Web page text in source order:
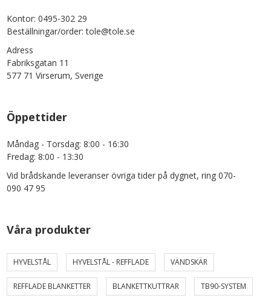
Kontor: 0495-302 29
Beställningar/order: tole@tole.se
Adress
Fabriksgatan 11
577 71 Virserum, Sverige
Öppettider
Måndag - Torsdag: 8:00 - 16:30
Fredag: 8:00 - 13:30
Vid brådskande leveranser övriga tider på dygnet, ring 070-
090 47 95
Våra produkter
HYVELSTÅL HYVELSTÅL - REFFLADE VÄNDSKÄR
REFFLADE BLANKETTER BLANKETTKUTTRAR TB90-SYSTEM